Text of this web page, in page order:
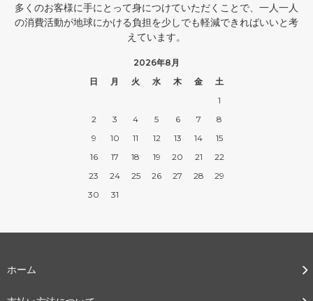
多くのお客様に手にとって身につけていただくことで、一人一人
の消費活動が地球にかける負担を少しでも軽減できればいいと考
えています。
2026年8月
日
月 火 水 木 金
土
1
2
3 4 5 6 7
8
9
10 11 12 13 14
15
16
17 18 19 20 21
22
23
24 25 26 27 28
29
30
31
ホーム